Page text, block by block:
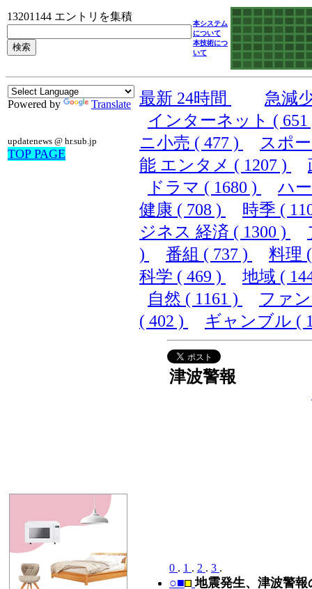
13201144 エントリを集積
本システム
について
本技術につ
いて
Powered by Translate
updatenews @ hr.sub.jp
TOP PAGE
最新 24時間
急減
インターネット (
ニ小売 ( 477 )
スポ
能 エンタメ ( 1207 )
ドラマ ( 1680 )
ハ
健康 ( 708 )
時季 (
ジネス 経済 ( 1300 )
)
番組 ( 737 )
料理
科学 ( 469 )
地域 (
自然 ( 1161 )
ファ
( 402 )
ギャンブル (
津波警報
0 . 1 . 2 . 3 .
○■ 地震発生、津波警